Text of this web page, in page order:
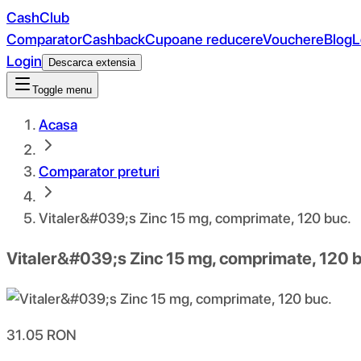
CashClub
ComparatorCashbackCupoane reducereVouchereBlog
Login
Descarca extensia
Toggle menu
Acasa
Comparator preturi
Vitaler&#039;s Zinc 15 mg, comprimate, 120 buc.
Vitaler&#039;s Zinc 15 mg, comprimate, 120
31.05 RON